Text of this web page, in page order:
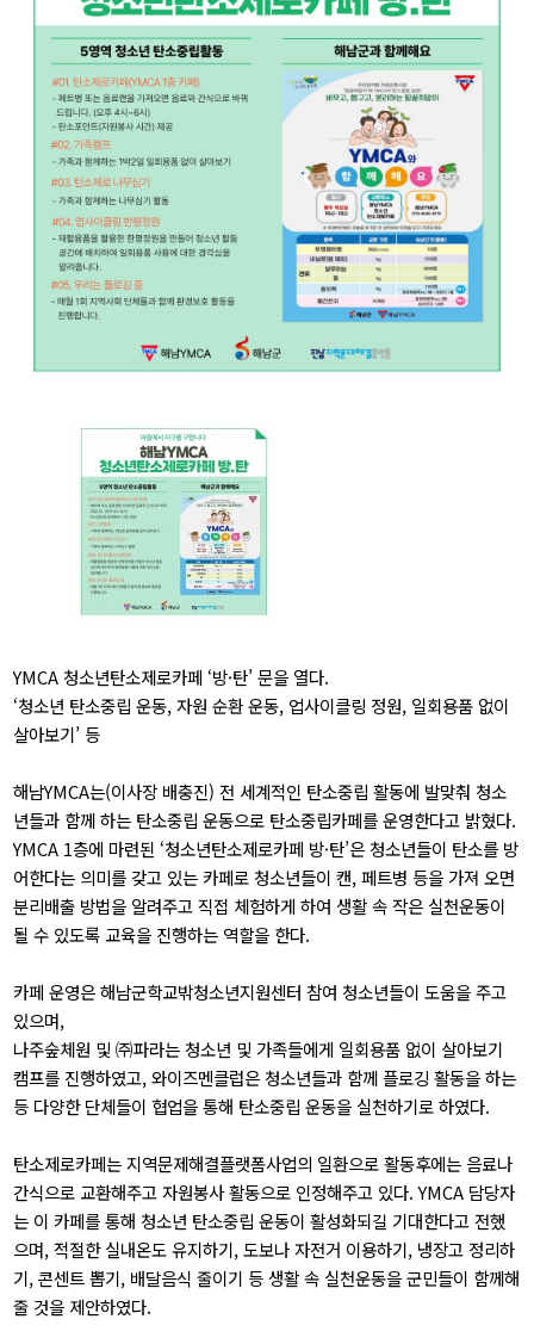
YMCA 청소년탄소제로카페 ‘방·탄’ 문을 열다.
‘청소년 탄소중립 운동, 자원 순환 운동, 업사이클링 정원, 일회용품 없이
살아보기’ 등
해남YMCA는(이사장 배충진) 전 세계적인 탄소중립 활동에 발맞춰 청소
년들과 함께 하는 탄소중립 운동으로 탄소중립카페를 운영한다고 밝혔다.
YMCA 1층에 마련된 ‘청소년탄소제로카페 방·탄’은 청소년들이 탄소를 방
어한다는 의미를 갖고 있는 카페로 청소년들이 캔, 페트병 등을 가져 오면
분리배출 방법을 알려주고 직접 체험하게 하여 생활 속 작은 실천운동이
될 수 있도록 교육을 진행하는 역할을 한다.
카페 운영은 해남군학교밖청소년지원센터 참여 청소년들이 도움을 주고
있으며,
나주숲체원 및 ㈜파라는 청소년 및 가족들에게 일회용품 없이 살아보기
캠프를 진행하였고, 와이즈멘클럽은 청소년들과 함께 플로깅 활동을 하는
등 다양한 단체들이 협업을 통해 탄소중립 운동을 실천하기로 하였다.
탄소제로카페는 지역문제해결플랫폼사업의 일환으로 활동후에는 음료나
간식으로 교환해주고 자원봉사 활동으로 인정해주고 있다. YMCA 담당자
는 이 카페를 통해 청소년 탄소중립 운동이 활성화되길 기대한다고 전했
으며, 적절한 실내온도 유지하기, 도보나 자전거 이용하기, 냉장고 정리하
기, 콘센트 뽑기, 배달음식 줄이기 등 생활 속 실천운동을 군민들이 함께해
줄 것을 제안하였다.